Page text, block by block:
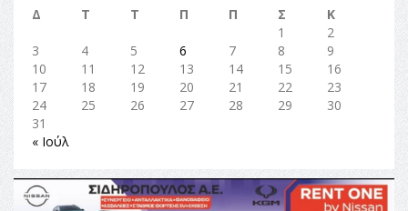
Δ
Τ Τ Π Π Σ
Κ
1
2
3
4 5 6 7 8
9
10
11 12 13 14 15
16
17
18 19 20 21 22
23
24
25 26 27 28 29
30
31
« Ιούλ